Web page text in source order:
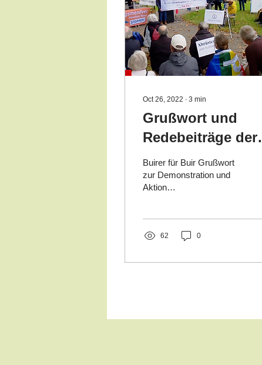
Oct 26, 2022 ∙ 3 min
Grußwort und
Redebeiträge der
Kundgebung
2022 absagen!" am
22.10.22 in
Nörvenich
Buirer für Buir Grußwort
zur Demonstration und
Aktion
Mitstreiter*innen, Liebe...
62 0